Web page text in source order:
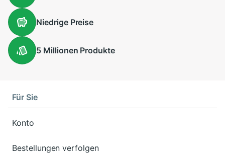
NiedrigePreise
5 Millionen Produkte
Für Sie
Konto
Bestellungen verfolgen